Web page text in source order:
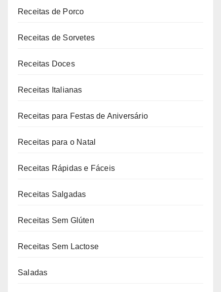
Receitas de Porco
Receitas de Sorvetes
Receitas Doces
Receitas Italianas
Receitas para Festas de Aniversário
Receitas para o Natal
Receitas Rápidas e Fáceis
Receitas Salgadas
Receitas Sem Glúten
Receitas Sem Lactose
Saladas